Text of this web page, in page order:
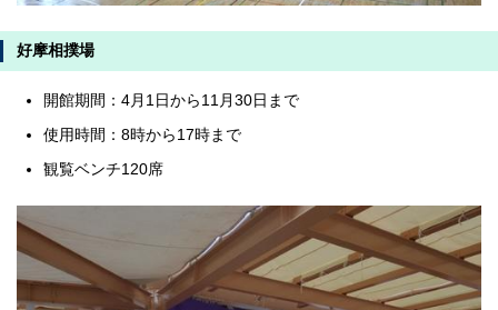
好摩相撲場
開館期間：4月1日から11月30日まで
使用時間：8時から17時まで
観覧ベンチ120席